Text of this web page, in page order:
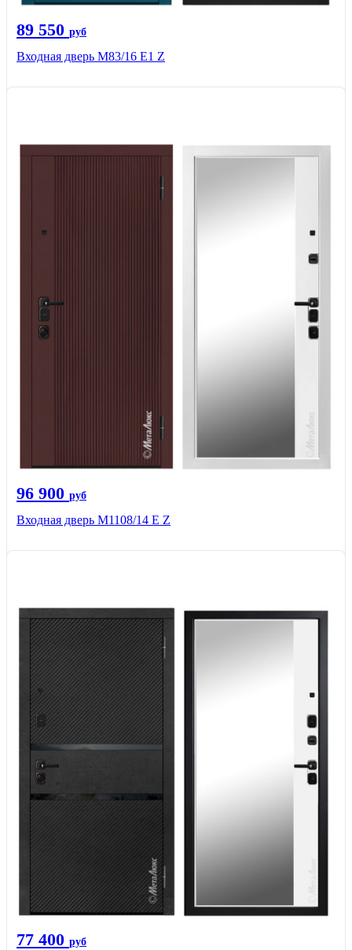
89 550 руб
Входная дверь M83/16 Е1 Z
96 900 руб
Входная дверь М1108/14 E Z
77 400 руб